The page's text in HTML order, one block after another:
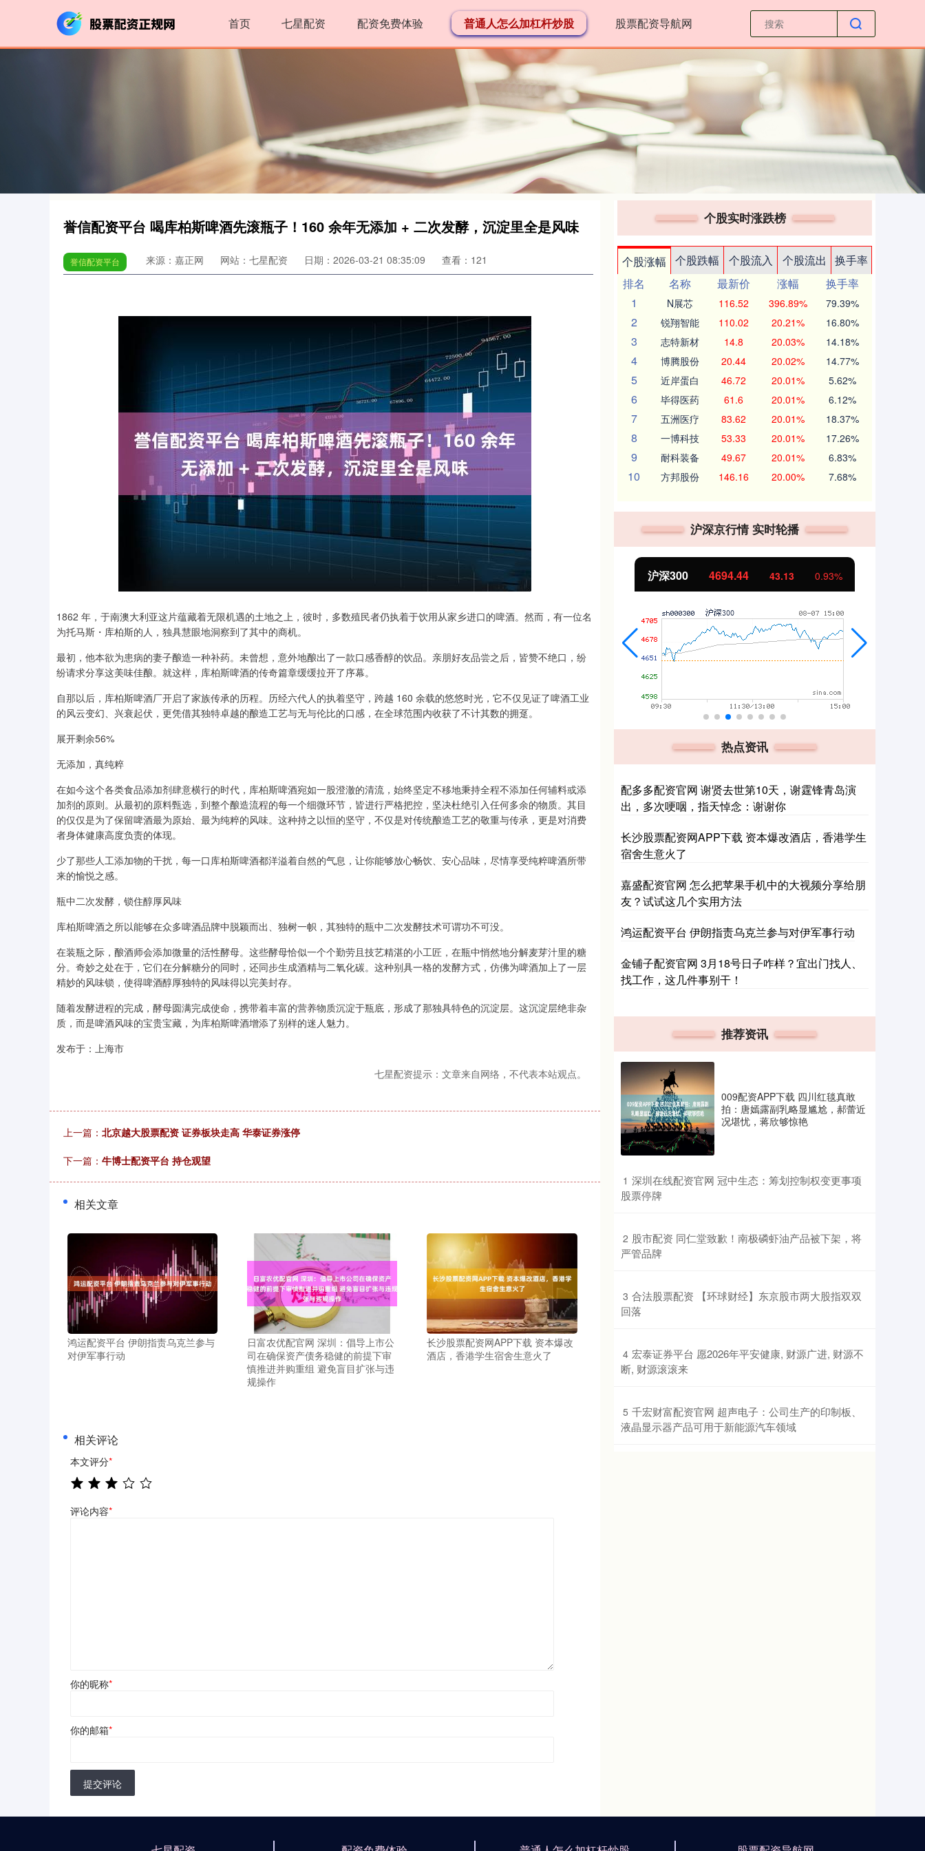
首页 七星配资 配资免费体验 普通人怎么加杠杆炒股 股票配资导航网
誉信配资平台 喝库柏斯啤酒先滚瓶子！160 余年无添加 + 二次发酵，沉淀里全是风味
誉信配资平台 来源：嘉正网 网站：七星配资 日期：2026-03-21 08:35:09 查看：121
1862 年，于南澳大利亚这片蕴藏着无限机遇的土地之上，彼时，多数殖民者仍执着于饮用从家乡进口的啤酒。然而，有一位名
为托马斯・库柏斯的人，独具慧眼地洞察到了其中的商机。
最初，他本欲为患病的妻子酿造一种补药。未曾想，意外地酿出了一款口感香醇的饮品。亲朋好友品尝之后，皆赞不绝口，纷
纷请求分享这美味佳酿。就这样，库柏斯啤酒的传奇篇章缓缓拉开了序幕。
自那以后，库柏斯啤酒厂开启了家族传承的历程。历经六代人的执着坚守，跨越 160 余载的悠悠时光，它不仅见证了啤酒工业
的风云变幻、兴衰起伏，更凭借其独特卓越的酿造工艺与无与伦比的口感，在全球范围内收获了不计其数的拥趸。
展开剩余56%
无添加，真纯粹
在如今这个各类食品添加剂肆意横行的时代，库柏斯啤酒宛如一股澄澈的清流，始终坚定不移地秉持全程不添加任何辅料或添
加剂的原则。从最初的原料甄选，到整个酿造流程的每一个细微环节，皆进行严格把控，坚决杜绝引入任何多余的物质。其目
的仅仅是为了保留啤酒最为原始、最为纯粹的风味。这种持之以恒的坚守，不仅是对传统酿造工艺的敬重与传承，更是对消费
者身体健康高度负责的体现。
少了那些人工添加物的干扰，每一口库柏斯啤酒都洋溢着自然的气息，让你能够放心畅饮、安心品味，尽情享受纯粹啤酒所带
来的愉悦之感。
瓶中二次发酵，锁住醇厚风味
库柏斯啤酒之所以能够在众多啤酒品牌中脱颖而出、独树一帜，其独特的瓶中二次发酵技术可谓功不可没。
在装瓶之际，酿酒师会添加微量的活性酵母。这些酵母恰似一个个勤劳且技艺精湛的小工匠，在瓶中悄然地分解麦芽汁里的糖
分。奇妙之处在于，它们在分解糖分的同时，还同步生成酒精与二氧化碳。这种别具一格的发酵方式，仿佛为啤酒加上了一层
精妙的风味锁，使得啤酒醇厚独特的风味得以完美封存。
随着发酵进程的完成，酵母圆满完成使命，携带着丰富的营养物质沉淀于瓶底，形成了那独具特色的沉淀层。这沉淀层绝非杂
质，而是啤酒风味的宝贵宝藏，为库柏斯啤酒增添了别样的迷人魅力。
发布于：上海市
七星配资提示：文章来自网络，不代表本站观点。
上一篇： 北京越大股票配资 证券板块走高 华泰证券涨停
下一篇： 牛博士配资平台 持仓观望
相关文章
鸿运配资平台 伊朗指责乌克兰参与
对伊军事行动
日富农优配官网 深圳：倡导上市公
司在确保资产债务稳健的前提下审
慎推进并购重组 避免盲目扩张与违
规操作
长沙股票配资网APP下载 资本爆改
酒店，香港学生宿舍生意火了
相关评论
本文评分*
评论内容*
你的昵称*
你的邮箱*
提交评论
个股实时涨跌榜
个股涨幅 个股跌幅 个股流入 个股流出
换手率
排名
名称 最新价 涨幅
换手率
1
N展芯 116.52 396.89% 79.39%
2 锐翔智能 110.02 20.21% 16.80%
3 志特新材 14.8 20.03% 14.18%
4 博腾股份 20.44 20.02% 14.77%
5 近岸蛋白 46.72 20.01% 5.62%
6 毕得医药 61.6 20.01% 6.12%
7 五洲医疗 83.62 20.01% 18.37%
8 一博科技 53.33 20.01% 17.26%
9 耐科装备 49.67 20.01% 6.83%
10 方邦股份 146.16 20.00% 7.68%
沪深京行情 实时轮播
沪深300 4694.44 43.13 北证50 1134.24 11.37 1.01%
热点资讯
配多多配资官网 谢贤去世第10天，谢霆锋青岛演
出，多次哽咽，指天悼念：谢谢你
长沙股票配资网APP下载 资本爆改酒店，香港学生
宿舍生意火了
嘉盛配资官网 怎么把苹果手机中的大视频分享给朋
友？试试这几个实用方法
鸿运配资平台 伊朗指责乌克兰参与对伊军事行动
金铺子配资官网 3月18号日子咋样？宜出门找人、
找工作，这几件事别干！
推荐资讯
009配资APP下载 四川红毯真敢
拍：唐嫣露副乳略显尴尬，郝蕾近
况堪忧，蒋欣够惊艳
1 ​深圳在线配资官网 冠中生态：筹划控制权变更事项
股票停牌
2 ​股市配资 同仁堂致歉！南极磷虾油产品被下架，将
严管品牌
3 ​合法股票配资 【环球财经】东京股市两大股指双双
回落
4 ​宏泰证券平台 愿2026年平安健康, 财源广进, 财源不
断, 财源滚滚来
5 ​千宏财富配资官网 超声电子：公司生产的印制板、
液晶显示器产品可用于新能源汽车领域